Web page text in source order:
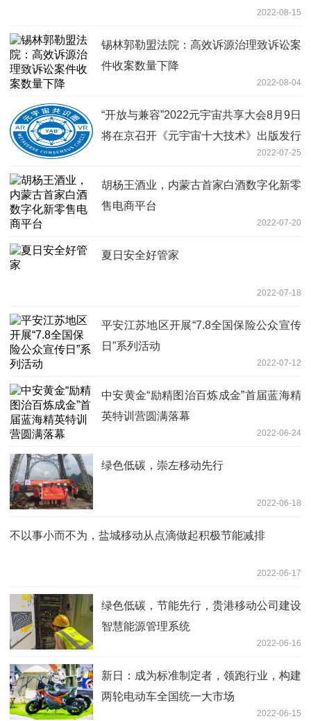
2022-08-15
锡林郭勒盟法院：高效诉源治理致诉讼案
件收案数量下降
2022-08-04
“开放与兼容”2022元宇宙共享大会8月9日
将在京召开《元宇宙十大技术》出版发行
2022-07-25
胡杨王酒业，内蒙古首家白酒数字化新零
售电商平台
2022-07-20
夏日安全好管家
2022-07-18
平安江苏地区开展“7.8全国保险公众宣传
日”系列活动
2022-07-12
中安黄金“励精图治百炼成金”首届蓝海精
英特训营圆满落幕
2022-06-24
绿色低碳，崇左移动先行
2022-06-18
不以事小而不为，盐城移动从点滴做起积极节能减排
2022-06-17
绿色低碳，节能先行，贵港移动公司建设
智慧能源管理系统
2022-06-16
新日：成为标准制定者，领跑行业，构建
两轮电动车全国统一大市场
2022-06-15